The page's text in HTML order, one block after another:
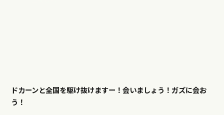
ドカーンと全国を駆け抜けますー！会いましょう！ガズに会お
う！